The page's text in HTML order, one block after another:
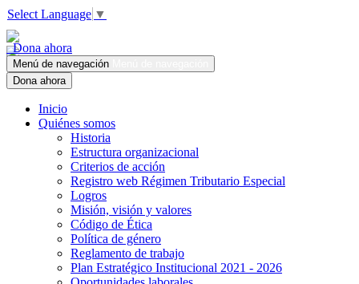
Select Language ▼
Dona ahora
Menú de navegación
Dona ahora
Inicio
Quiénes somos
Historia
Estructura organizacional
Criterios de acción
Registro web Régimen Tributario Especial
Logros
Misión, visión y valores
Código de Ética
Política de género
Reglamento de trabajo
Plan Estratégico Institucional 2021 - 2026